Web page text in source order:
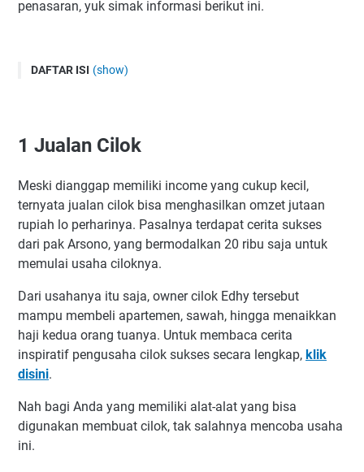
penasaran, yuk simak informasi berikut ini.
DAFTAR ISI (show)
3 Jualan Es Lilin
5 Jualan Cireng Isi
6 Jualan Keripik Tempe
7 Usaha Dengan Modal 10 Ribu
1 Jualan Cilok
Meski dianggap memiliki income yang cukup kecil,
ternyata jualan cilok bisa menghasilkan omzet jutaan
rupiah lo perharinya. Pasalnya terdapat cerita sukses
dari pak Arsono, yang bermodalkan 20 ribu saja untuk
memulai usaha ciloknya.
Dari usahanya itu saja, owner cilok Edhy tersebut
mampu membeli apartemen, sawah, hingga menaikkan
haji kedua orang tuanya. Untuk membaca cerita
inspiratif pengusaha cilok sukses secara lengkap, klik
disini.
Nah bagi Anda yang memiliki alat-alat yang bisa
digunakan membuat cilok, tak salahnya mencoba usaha
ini.